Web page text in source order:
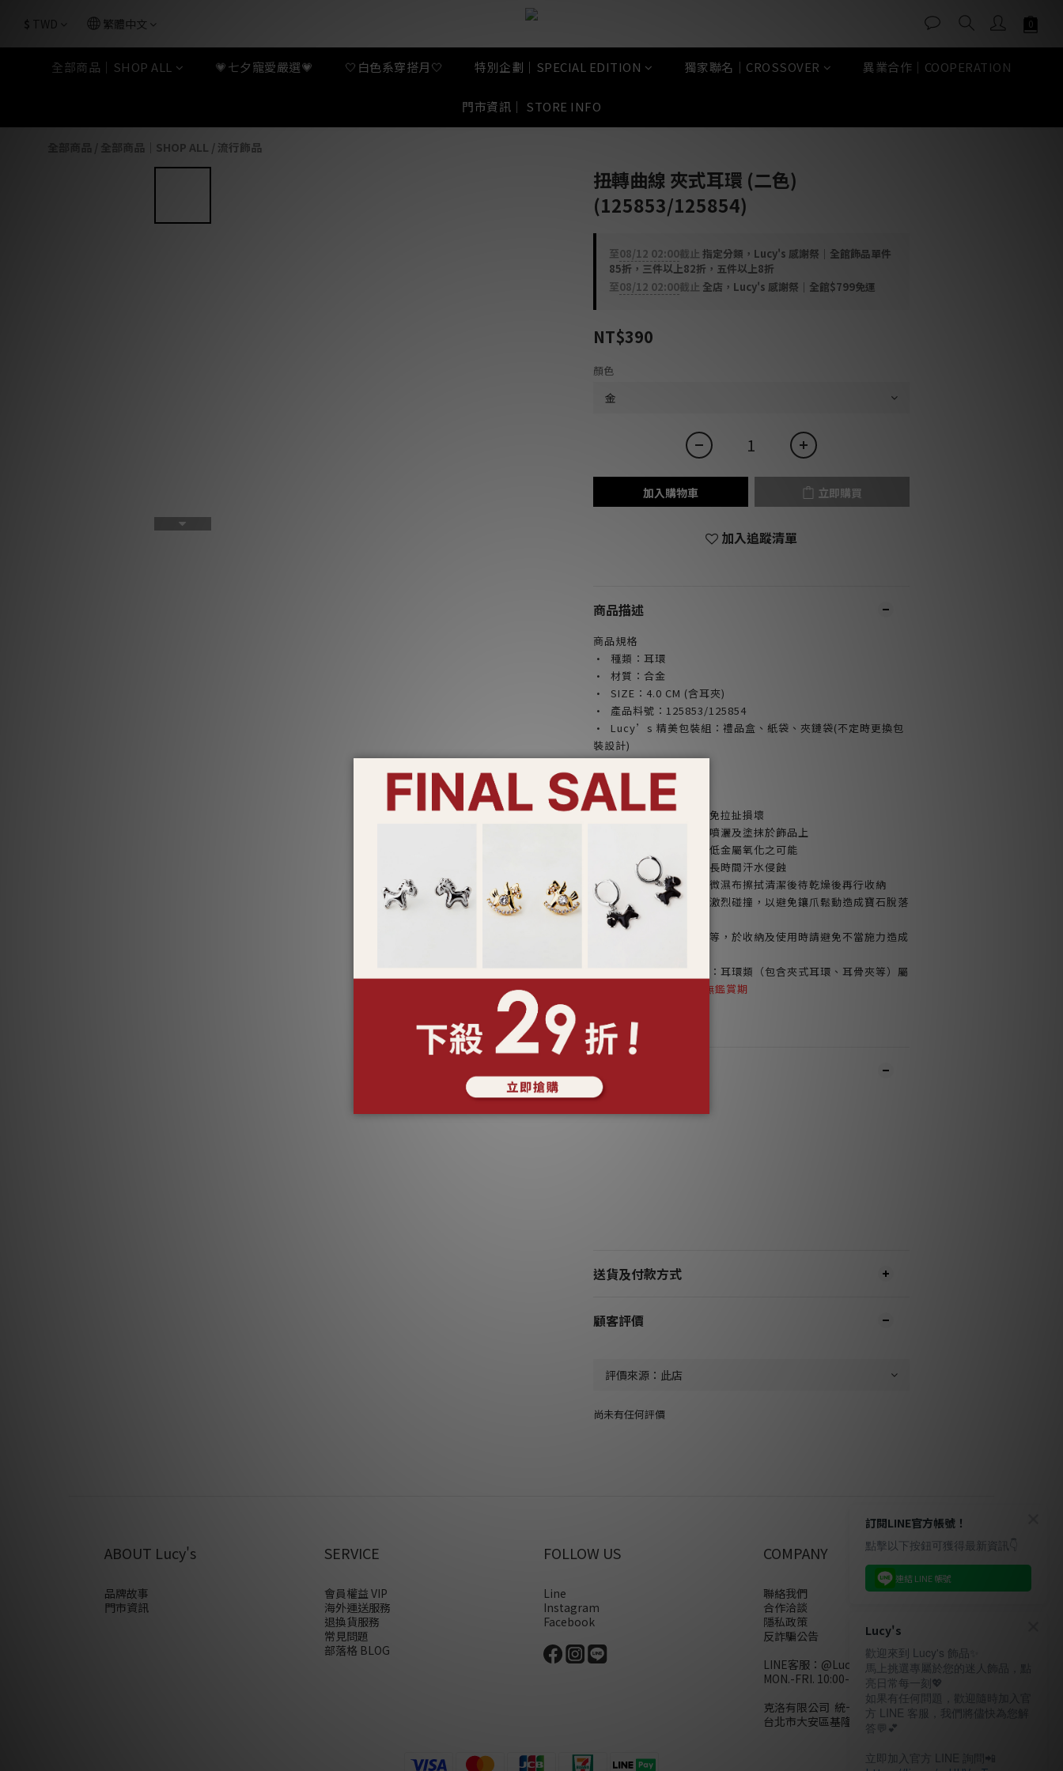
$ TWD 繁體中文
全部商品｜SHOP ALL 💗七夕寵愛嚴選💗 🤍白色系穿搭月🤍 特別企劃｜SPECIAL EDITION 獨家聯名｜CROSSOVER 異業合作｜COOPERATION
門市資訊｜ STORE INFO
全部商品｜SHOP ALL / 流行飾品
扭轉曲線 夾式耳環 (二色)
(125853/125854)
至08/12 02:00截止 指定分類，Lucy's 感謝祭｜全館飾品單件
85折，三件以上82折，五件以上8折
至08/12 02:00截止 全店，Lucy's 感謝祭｜全館$799免運
NT$390
顏色
加入購物車 立即購買
加入追蹤清單
商品描述
商品規格
· 種類：耳環
· 材質：合金
· SIZE ：4.0 CM (含耳夾)
· 產品料號：125853/125854
· Lucy’s 精美包裝組：禮品盒、紙袋、夾鏈袋(不定時更換包
裝設計)
產品注意事項：
*請勿配戴飾品入睡，避免拉扯損壞
*請勿將香水或化學物品噴灑及塗抹於飾品上
*請乾燥密封收納，以減低金屬氧化之可能
*合金材質請避免肥皂或長時間汗水侵蝕
*飾品遭遇汗水時，請以微濕布擦拭清潔後待乾燥後再行收納
*鑲工寶石類產品請避免激烈碰撞，以避免鑲爪鬆動造成寶石脫落
或破裂
*特殊製程之鍊身如蛇鍊等，於收納及使用時請避免不當施力造成
貼身飾品：耳環類（包含夾式耳環、耳骨夾等）屬
拆封即無鑑賞期
送貨及付款方式
顧客評價
尚未有任何評價
ABOUT Lucy's
品牌故事
門市資訊
SERVICE
會員權益 VIP
海外運送服務
退換貨服務
常見問題
部落格 BLOG
FOLLOW US
Line
Instagram
Facebook
COMPANY
聯絡我們
合作洽談
隱私政策
反詐騙公告
LINE客服： @Lucys
MON.-FRI. 10:00-18:00(不含例假日)
克洛有限公司 統一編號28858320
台北市大安區基隆路二段110號10樓
訂閱LINE官方帳號！
點擊以下按鈕可獲得最新資訊👇
連結 LINE 帳號
Lucy's
歡迎來到 Lucy's 飾品✨
馬上挑選專屬於您的迷人飾品，點
亮日常每一刻💖
如果有任何問題，歡迎隨時加入官
方 LINE 客服，我們將儘快為您解
答💬💕
立即加入官方 LINE 詢問📲